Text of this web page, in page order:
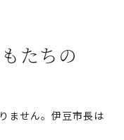
たちの
ません。伊豆市長は